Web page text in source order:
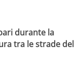
durante la
tra le strade del